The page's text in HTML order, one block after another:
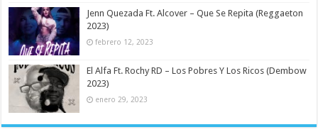
Jenn Quezada Ft. Alcover – Que Se Repita (Reggaeton
2023)
febrero 12, 2023
El Alfa Ft. Rochy RD – Los Pobres Y Los Ricos (Dembow
2023)
enero 29, 2023